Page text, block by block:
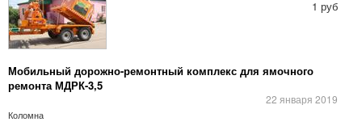
Мобильный дорожно-ремонтный комплекс для ямочного
ремонта МДРК-3,5
22 января 2019
Коломна
1 руб